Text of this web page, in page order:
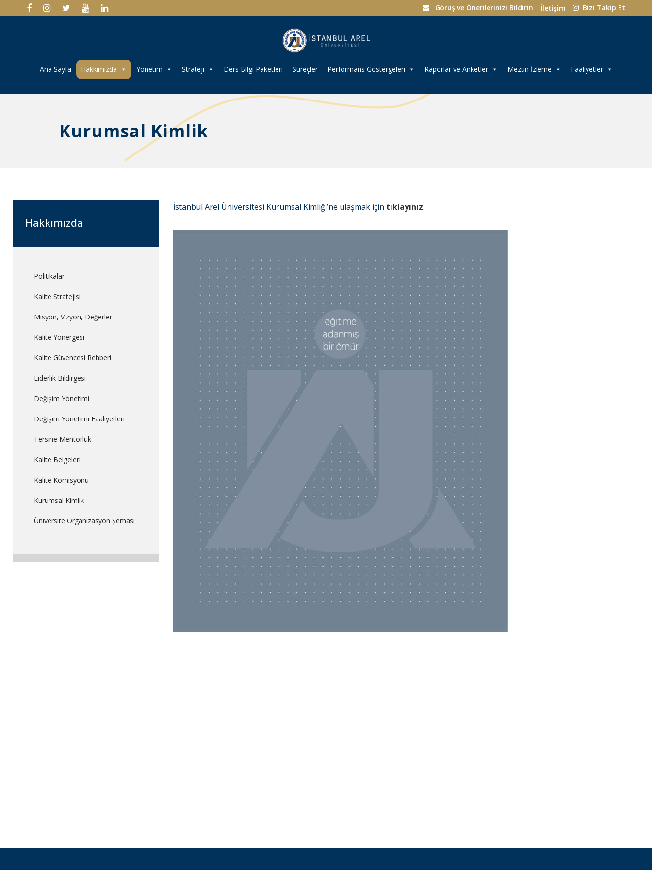
Görüş ve Önerilerinizi Bildirin İletişim Bizi Takip Et
Ana Sayfa Hakkımızda Yönetim Strateji Ders Bilgi Paketleri Süreçler Performans Göstergeleri Raporlar ve Anketler Mezun İzleme Faaliyetler
Kurumsal Kimlik
Hakkımızda
Politikalar
Kalite Stratejisi
Misyon, Vizyon, Değerler
Kalite Yönergesi
Kalite Güvencesi Rehberi
Liderlik Bildirgesi
Değişim Yönetimi
Değişim Yönetimi Faaliyetleri
Tersine Mentörlük
Kalite Belgeleri
Kalite Komisyonu
Kurumsal Kimlik
Üniversite Organizasyon Şeması
İstanbul Arel Üniversitesi Kurumsal Kimliği’ne ulaşmak için tıklayınız.